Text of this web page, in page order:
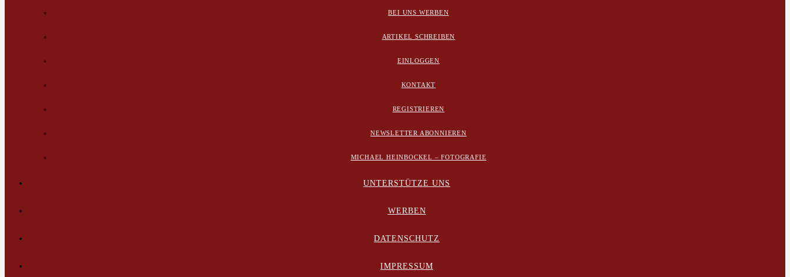
BEI UNS WERBEN
ARTIKEL SCHREIBEN
EINLOGGEN
KONTAKT
REGISTRIEREN
NEWSLETTER ABONNIEREN
MICHAEL HEINBOCKEL – FOTOGRAFIE
UNTERSTÜTZE UNS
WERBEN
DATENSCHUTZ
IMPRESSUM